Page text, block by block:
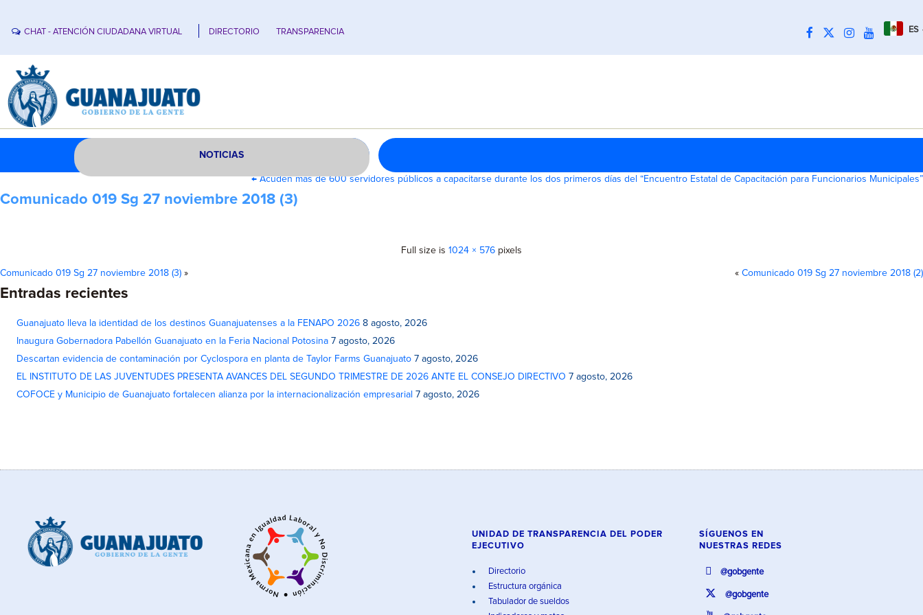
CHAT - ATENCIÓN CIUDADANA VIRTUAL DIRECTORIO TRANSPARENCIA ES
NOTICIAS
←Acuden más de 600 servidores públicos a capacitarse durante los dos primeros días del “Encuentro Estatal de Capacitación para Funcionarios Municipales”
Comunicado 019 Sg 27 noviembre 2018 (3)
Full size is 1024 × 576 pixels
Comunicado 019 Sg 27 noviembre 2018 (3) » « Comunicado 019 Sg 27 noviembre 2018 (2)
Entradas recientes
Guanajuato lleva la identidad de los destinos Guanajuatenses a la FENAPO 2026 8 agosto, 2026
Inaugura Gobernadora Pabellón Guanajuato en la Feria Nacional Potosina 7 agosto, 2026
Descartan evidencia de contaminación por Cyclospora en planta de Taylor Farms Guanajuato 7 agosto, 2026
EL INSTITUTO DE LAS JUVENTUDES PRESENTA AVANCES DEL SEGUNDO TRIMESTRE DE 2026 ANTE EL CONSEJO DIRECTIVO 7 agosto, 2026
COFOCE y Municipio de Guanajuato fortalecen alianza por la internacionalización empresarial 7 agosto, 2026
UNIDAD DE TRANSPARENCIA DEL PODER
EJECUTIVO
Directorio
Estructura orgánica
Tabulador de sueldos
SÍGUENOS EN
NUESTRAS REDES
@gobgente
@gobgente